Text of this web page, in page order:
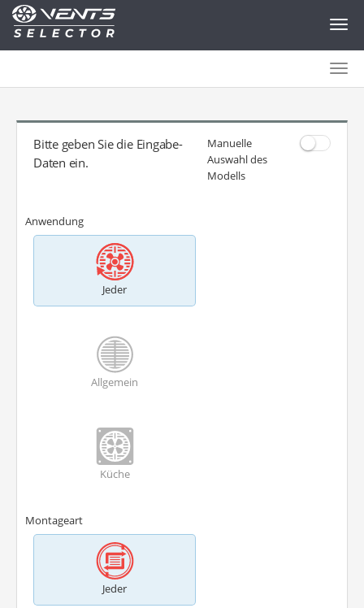
Bitte geben Sie die Eingabe-
Daten ein.
Manuelle
Auswahl des
Modells
Anwendung
Jeder
Allgemein
Küche
Montageart
Jeder